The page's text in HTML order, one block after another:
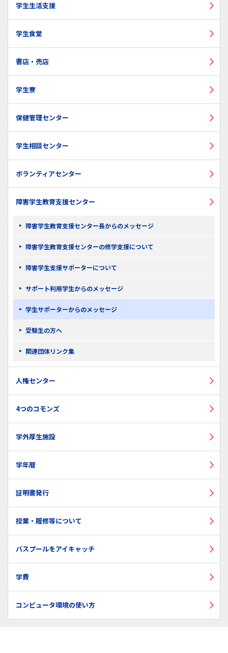
学生生活支援
学生食堂
書店・売店
学生寮
保健管理センター
学生相談センター
ボランティアセンター
障害学生教育支援センター
障害学生教育支援センター長からのメッセージ
障害学生教育支援センターの修学支援について
障害学生支援サポーターについて
サポート利用学生からのメッセージ
学生サポーターからのメッセージ
受験生の方へ
関連団体リンク集
人権センター
4つのコモンズ
学外厚生施設
学年暦
証明書発行
授業・履修等について
バスプールをアイキャッチ
学費
コンピュータ環境の使い方